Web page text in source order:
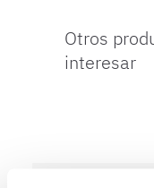
Otros
interesar